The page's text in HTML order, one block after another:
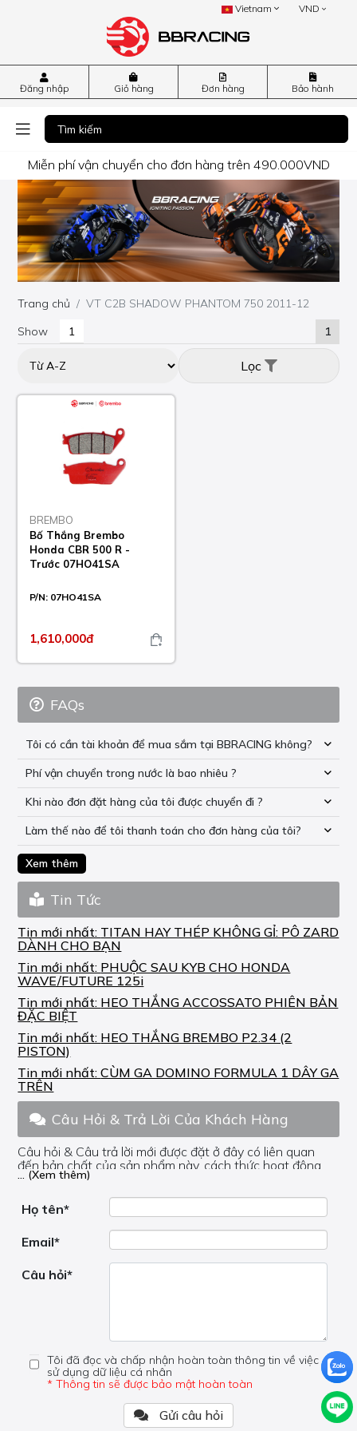
Vietnam VND
Đăng nhập Giỏ hàng Đơn hàng Bảo hành
Miễn phí vận chuyển cho đơn hàng trên 490.000VND
Trang chủ
VT C2B SHADOW PHANTOM 750 2011-12
Show
1
Lọc
BREMBO
Bố Thắng Brembo
Honda CBR 500 R -
Trước 07HO41SA
P/N: 07HO41SA
1,610,000đ
FAQs
Tôi có cần tài khoản để mua sắm tại BBRACING không?
Phí vận chuyển trong nước là bao nhiêu ?
Khi nào đơn đặt hàng của tôi được chuyển đi ?
Làm thế nào để tôi thanh toán cho đơn hàng của tôi?
Xem thêm
Tin Tức
Tin mới nhất: TITAN HAY THÉP KHÔNG GỈ: PÔ ZARD
DÀNH CHO BẠN
Tin mới nhất: PHUỘC SAU KYB CHO HONDA
WAVE/FUTURE 125i
Tin mới nhất: HEO THẮNG ACCOSSATO PHIÊN BẢN
ĐẶC BIỆT
Tin mới nhất: HEO THẮNG BREMBO P2.34 (2
PISTON)
Tin mới nhất:CÙM GA DOMINO FORMULA 1 DÂY GA
TRÊN
Câu Hỏi & Trả Lời Của Khách Hàng
Câu hỏi & Câu trả lời mới được đặt ở đây có liên quan
đến bản chất của sản phẩm này, cách thức hoạt động,
nơi hoạt động, liệu nó có hữu ích không, v.v.
câu hỏi của bạn ở đây mà bên trong trang đó.
... (Xem thêm)
Họ tên*
Email*
Câu hỏi*
Tôi đã đọc và chấp nhận hoàn toàn thông tin về việc
sử dụng dữ liệu cá nhân
* Thông tin sẽ được bảo mật hoàn toàn
Gửi câu hỏi